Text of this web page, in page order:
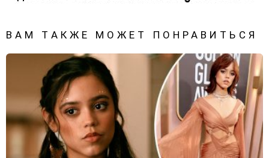
ВАМ ТАКЖЕ МОЖЕТ ПОНРАВИТЬСЯ